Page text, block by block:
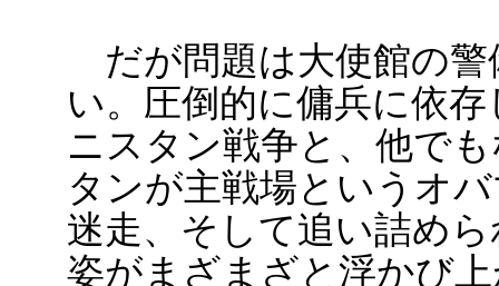
だが問題は大使館の警
い。圧倒的に傭兵に依
ニスタン戦争と、他で
タンが主戦場というオ
迷走、そして追い詰め
姿がまざまざと浮かび